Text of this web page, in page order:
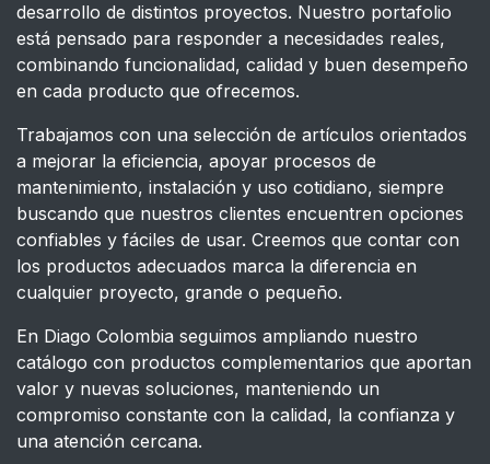
desarrollo de distintos proyectos. Nuestro portafolio
está pensado para responder a necesidades reales,
combinando funcionalidad, calidad y buen desempeño
en cada producto que ofrecemos.
Trabajamos con una selección de artículos orientados
a mejorar la eficiencia, apoyar procesos de
mantenimiento, instalación y uso cotidiano, siempre
buscando que nuestros clientes encuentren opciones
confiables y fáciles de usar. Creemos que contar con
los productos adecuados marca la diferencia en
cualquier proyecto, grande o pequeño.
En Diago Colombia seguimos ampliando nuestro
catálogo con productos complementarios que aportan
valor y nuevas soluciones, manteniendo un
compromiso constante con la calidad, la confianza y
una atención cercana.